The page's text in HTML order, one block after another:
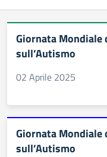
Giornata Mondiale
sull’Autismo
02 Aprile 2025
Giornata Mondiale
sull’Autismo